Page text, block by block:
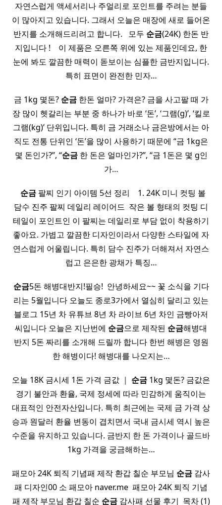
자연스럽게 액세서리나 주얼리로 포인트를 주려는 분들
이 많아지고 있습니다. 그래서 오늘은 매장에 새로 들어온
반지를 소개해드리려고 합니다. ​ ​ 모두 순금(24K) 한돈 반
지입니다 ! ​ ​ ​ 이 제품은 오른쪽 위에 있는 제품인데요, 한
눈에 봐도 깔끔한 매력이 돋보이는 심플한 금반지입니다.
특히 표면이 완전한 민자…
금 1kg 몇돈? 순금한돈 얼마? 가격은? 금을 사고팔 때 가
장 많이 헷갈리는 부분 중 하나가 바로 ‘돈’, ‘그램(g)’, ‘킬로
그램(kg)’ 단위입니다. 특히 금 거래소나 금은방에서는 아
직도 전통 단위인 ‘돈’을 많이 사용하기 때문에 “금 1kg은
몇 돈인가?”, “순금한 돈은 얼마인가?”, “금 1돈은 몇 g인
가…
순금 팔찌 인기 아이템 5선 정리 ​ ​ ​ 1. 24K 미니 컷팅 볼
담수 진주 팔찌 데일리 레이어드 ​ 작은 볼 형태의 컷팅 디
테일이 포인트인 이 팔찌는 데일리로 부담 없이 착용하기
좋아요. 가볍고 깔끔한 디자인이라서 다양한 스타일에 자
연스럽게 어울립니다. 특히 담수 진주가 더해져서 자연스
럽고 은은한 광채가 특징…
순금5돈 해병대반지!필승! ​ 안녕하세요~~ 꽃 소식을 기다
리는 5월입니다 오늘도 종로3가에서 열심히 달리고 있는
블로그 15년 차 유튜브 8년 차 라이브 6년 차인 금빵아저
씨입니다 오늘은 지난번에 순금으로 제작된 순금해병대
반지 5돈 짜리를 소개해 드릴까 합니다 한번 해병은 영원
한 해병이다! 해병대를 나오지는…
오늘 18K 금시세 1돈 가격 금값 ｜ 순금 1kg 몇돈? 금값은
경기 불안과 환율, 국제 정세에 따라 민감하게 움직이는
대표적인 안전자산입니다. 특히 최근에는 국제 금 가격 상
승과 원달러 환율 변동이 겹치면서 국내 금시세 역시 높은
수준을 유지하고 있습니다. 금반지 한 돈 가격이나 골드바
1kg 가격을 궁금해하는…
패모아 24K 퇴직 기념패 제작 환갑 칠순 부모님 순금 감사
패 디자인00 소 패모아 naver.me ​ 패모아 24K 퇴직 기념
패 제작 부모님 환갑 칠순 순금감사패 선물 후기 ​ 목차 (1)